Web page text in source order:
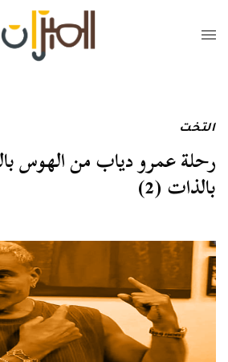
التخت
رحلة عمرو دياب من الهوس
بالذات (2)